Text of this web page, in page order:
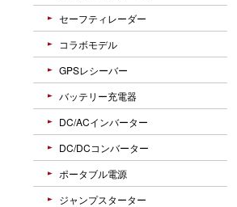
セーフティレーダー
コラボモデル
GPSレシーバー
バッテリー充電器
DC/ACインバーター
DC/DCコンバーター
ポータブル電源
ジャンプスターター